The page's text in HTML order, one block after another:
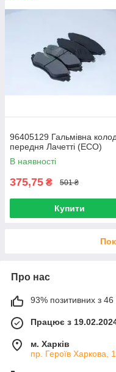
96405129 Гальмівна
передня Лачетті (ECO)
В наявності
375,75 ₴ 501 ₴
Купити
Про нас
93% позитивних з 46
Працює з
м. Харків
пр. Героїв Харкова,